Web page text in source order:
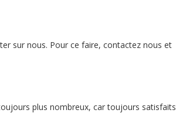
sur nous. Pour ce faire, contactez nous et
plus nombreux, car toujours satisfaits